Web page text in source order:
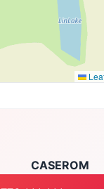
CASEROM